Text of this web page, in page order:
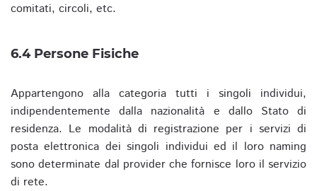
comitati, circoli, etc.
6.4 Persone Fisiche
Appartengono alla categoria tutti i singoli individui,
indipendentemente dalla nazionalità e dallo Stato di
residenza. Le modalità di registrazione per i servizi di
posta elettronica dei singoli individui ed il loro naming
sono determinate dal provider che fornisce loro il servizio
di rete.